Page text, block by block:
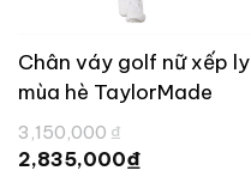
Chân váy golf nữ xếp ly
mùa hè TaylorMade
TL834
3,150,000 ₫
gốc
là:
2,835,000₫